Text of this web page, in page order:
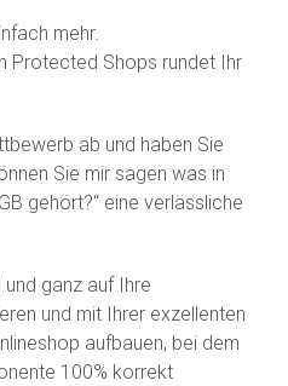
mehr.
Protected Shops rundet Ihr
ab und haben Sie
Sie mir sagen was in
gehört?“ eine verlässliche
ganz auf Ihre
und mit Ihrer exzellenten
aufbauen, bei dem
100% korrekt